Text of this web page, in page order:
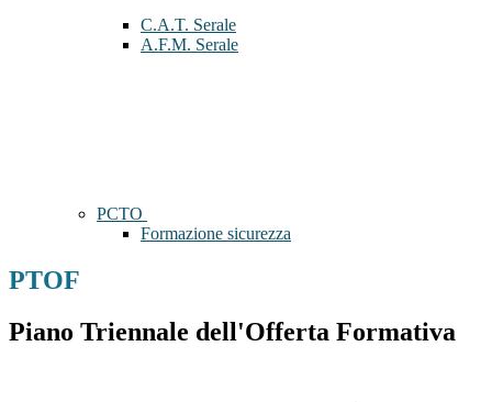
C.A.T. Serale
A.F.M. Serale
PCTO
Formazione sicurezza
PTOF
Piano Triennale dell'Offerta Formativa